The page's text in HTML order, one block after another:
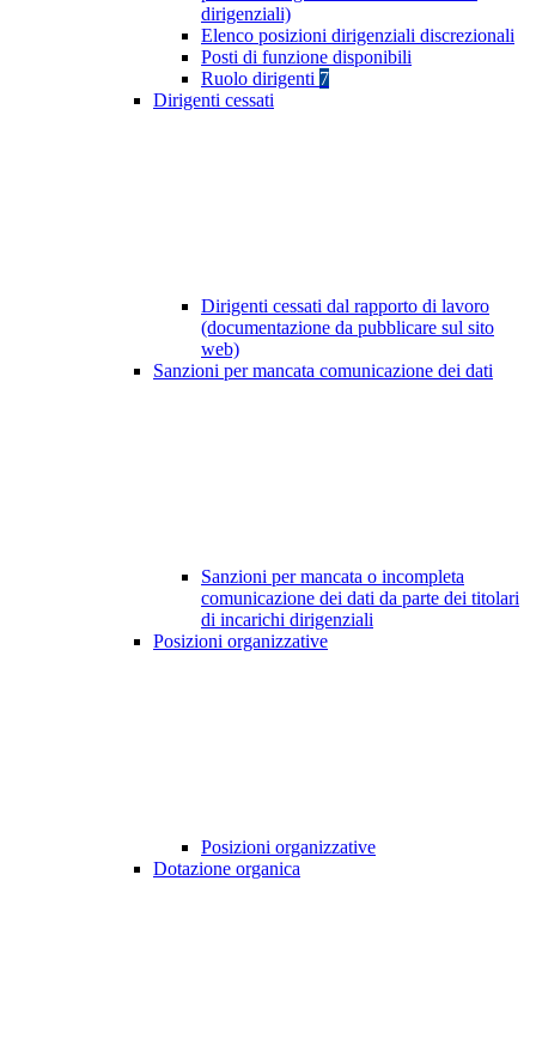
dirigenziali)
Elenco posizioni dirigenziali discrezionali
Posti di funzione disponibili
Ruolo dirigenti 7
Dirigenti cessati
Dirigenti cessati dal rapporto di lavoro
(documentazione da pubblicare sul sito
web)
Sanzioni per mancata comunicazione dei dati
Sanzioni per mancata o incompleta
comunicazione dei dati da parte dei titolari
di incarichi dirigenziali
Posizioni organizzative
Posizioni organizzative
Dotazione organica